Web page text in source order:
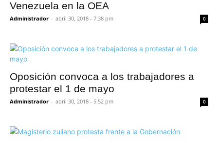
Venezuela en la OEA
Administrador - abril 30, 2018 - 7:38 pm 0
Oposición convoca a los trabajadores a
protestar el 1 de mayo
Administrador - abril 30, 2018 - 5:52 pm 0